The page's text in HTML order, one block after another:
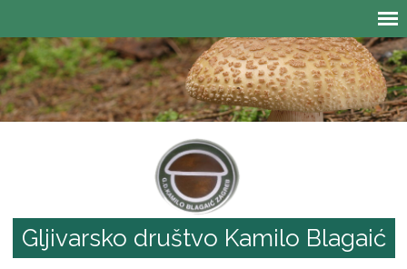
Gljivarsko društvo Kamilo Blagaić